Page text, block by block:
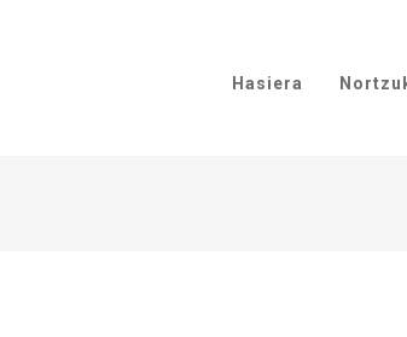
Hasiera